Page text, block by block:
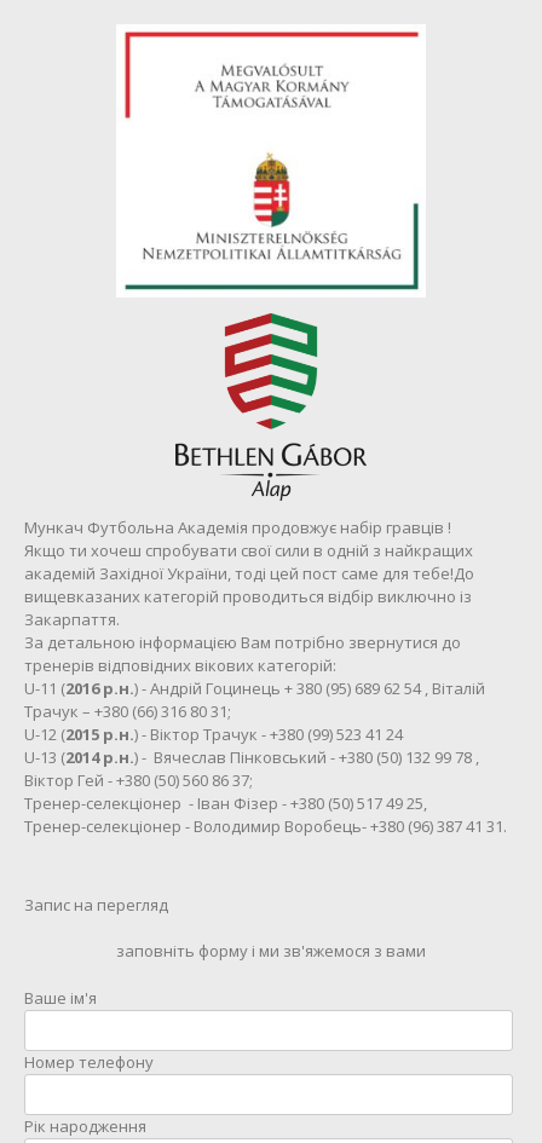
Мункач Футбольна Академія продовжує набір гравців !
Якщо ти хочеш спробувати свої сили в одній з найкращих
академій Західної України, тоді цей пост саме для тебе!До
вищевказаних категорій проводиться відбір виключно із
Закарпаття.
За детальною інформацією Вам потрібно звернутися до
тренерів відповідних вікових категорій:
U-11 (2016 р.н.) - Андрій Гоцинець + 380 (95) 689 62 54 , Віталій
Трачук – +380 (66) 316 80 31;
U-12 (2015 р.н.) - Віктор Трачук - +380 (99) 523 41 24
U-13 (2014 р.н.) - Вячеслав Пінковський - +380 (50) 132 99 78 ,
Віктор Гей - +380 (50) 560 86 37;
Тренер-селекціонер - Іван Фізер - +380 (50) 517 49 25,
Тренер-селекціонер - Володимир Воробець- +380 (96) 387 41 31.
Запис на перегляд
заповніть форму і ми зв'яжемося з вами
Ваше ім'я
Номер телефону
Рік народження